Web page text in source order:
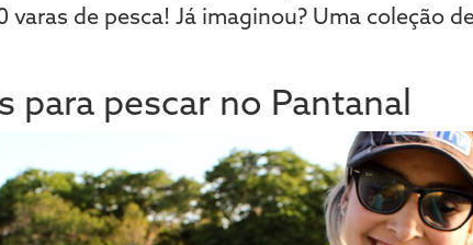
varas de pesca! Já imaginou? Uma coleção
para pescar no Pantanal